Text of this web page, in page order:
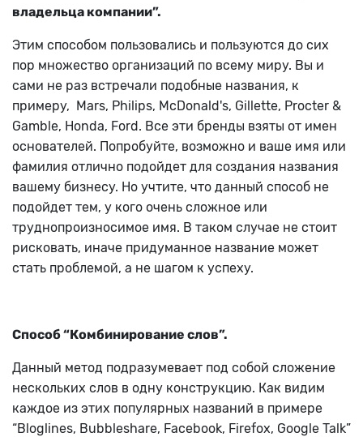
владельца компании”.
Этим способом пользовались и пользуются до сих
пор множество организаций по всему миру. Вы и
сами не раз встречали подобные названия, к
примеру, Mars, Philips, McDonald's, Gillette, Procter &
Gamble, Honda, Ford. Все эти бренды взяты от имен
основателей. Попробуйте, возможно и ваше имя или
фамилия отлично подойдет для создания названия
вашему бизнесу. Но учтите, что данный способ не
подойдет тем, у кого очень сложное или
труднопроизносимое имя. В таком случае не стоит
рисковать, иначе придуманное название может
стать проблемой, а не шагом к успеху.
Способ “Комбинирование слов”.
Данный метод подразумевает под собой сложение
нескольких слов в одну конструкцию. Как видим
каждое из этих популярных названий в примере
“Bloglines, Bubbleshare, Facebook, Firefox, Google Talk”